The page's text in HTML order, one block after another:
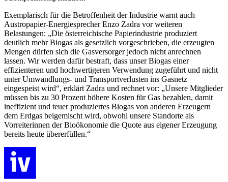
Exemplarisch für die Betroffenheit der Industrie warnt auch
Austropapier-Energiesprecher Enzo Zadra vor weiteren
Belastungen: „Die österreichische Papierindustrie produziert
deutlich mehr Biogas als gesetzlich vorgeschrieben, die erzeugten
Mengen dürfen sich die Gasversorger jedoch nicht anrechnen
lassen. Wir werden dafür bestraft, dass unser Biogas einer
effizienteren und hochwertigeren Verwendung zugeführt und nicht
unter Umwandlungs- und Transportverlusten ins Gasnetz
eingespeist wird“, erklärt Zadra und rechnet vor: „Unsere Mitglieder
müssen bis zu 30 Prozent höhere Kosten für Gas bezahlen, damit
ineffizient und teuer produziertes Biogas von anderen Erzeugern
dem Erdgas beigemischt wird, obwohl unsere Standorte als
Vorreiterinnen der Bioökonomie die Quote aus eigener Erzeugung
bereits heute übererfüllen.“